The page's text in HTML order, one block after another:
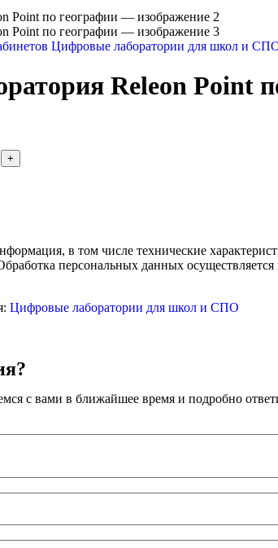
Цифровые лаборатории для школ и
Releon Point
в том числе технические
персональных данных
Цифровые лаборатории для школ и СПО
с вами в ближайшее время и подробно